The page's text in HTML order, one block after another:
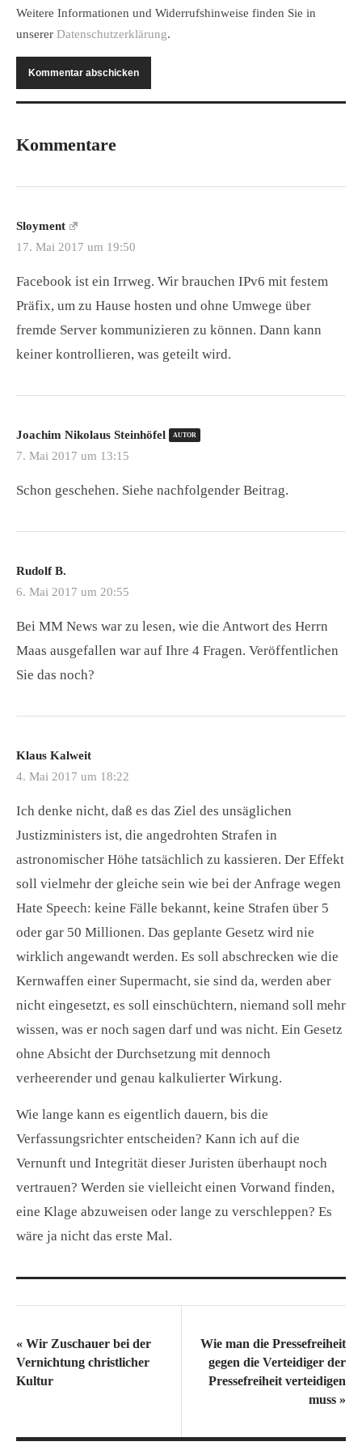
Weitere Informationen und Widerrufshinweise finden Sie in
unserer Datenschutzerklärung.
Kommentare
Sloyment
17. Mai 2017 um 19:50
Facebook ist ein Irrweg. Wir brauchen IPv6 mit festem
Präfix, um zu Hause hosten und ohne Umwege über
fremde Server kommunizieren zu können. Dann kann
keiner kontrollieren, was geteilt wird.
Joachim Nikolaus Steinhöfel AUTOR
7. Mai 2017 um 13:15
Schon geschehen. Siehe nachfolgender Beitrag.
Rudolf B.
6. Mai 2017 um 20:55
Bei MM News war zu lesen, wie die Antwort des Herrn
Maas ausgefallen war auf Ihre 4 Fragen. Veröffentlichen
Sie das noch?
Klaus Kalweit
4. Mai 2017 um 18:22
Ich denke nicht, daß es das Ziel des unsäglichen
Justizministers ist, die angedrohten Strafen in
astronomischer Höhe tatsächlich zu kassieren. Der Effekt
soll vielmehr der gleiche sein wie bei der Anfrage wegen
Hate Speech: keine Fälle bekannt, keine Strafen über 5
oder gar 50 Millionen. Das geplante Gesetz wird nie
wirklich angewandt werden. Es soll abschrecken wie die
Kernwaffen einer Supermacht, sie sind da, werden aber
nicht eingesetzt, es soll einschüchtern, niemand soll mehr
wissen, was er noch sagen darf und was nicht. Ein Gesetz
ohne Absicht der Durchsetzung mit dennoch
verheerender und genau kalkulierter Wirkung.
Wie lange kann es eigentlich dauern, bis die
Verfassungsrichter entscheiden? Kann ich auf die
Vernunft und Integrität dieser Juristen überhaupt noch
vertrauen? Werden sie vielleicht einen Vorwand finden,
eine Klage abzuweisen oder lange zu verschleppen? Es
wäre ja nicht das erste Mal.
« Wir Zuschauer bei der
Vernichtung christlicher
Kultur
Wie man die Pressefreiheit
gegen die Verteidiger der
Pressefreiheit verteidigen
muss »